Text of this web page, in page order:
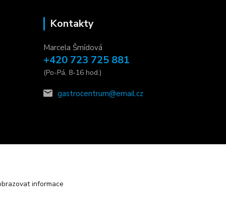
Kontakty
Marcela Šmídová
+420 723 725 881
(Po-Pá, 8-16 hod.)
gastrocentrum@email.cz
informace